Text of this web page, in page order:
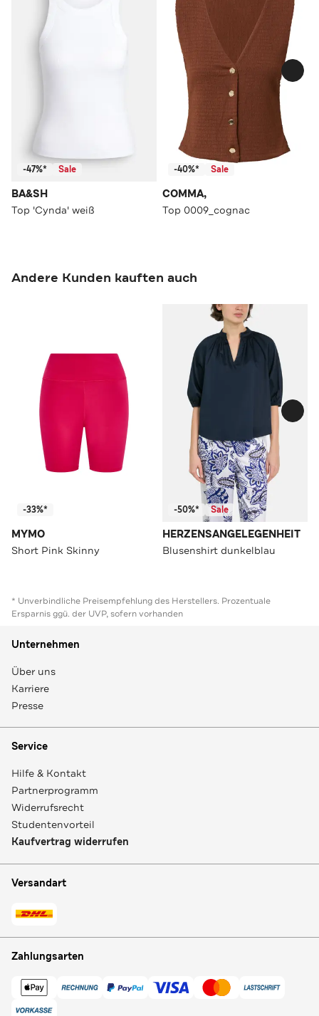
-47%* Sale
BA&SH
Top 'Cynda' weiß
-40%* Sale
COMMA,
Top 0009_cognac
Andere Kunden kauften auch
-33%*
MYMO
Short Pink Skinny
-50%* Sale
HERZENSANGELEGENHEIT
Blusenshirt dunkelblau
* Unverbindliche Preisempfehlung des Herstellers. Prozentuale
Ersparnis ggü. der UVP, sofern vorhanden
Unternehmen
Über uns
Karriere
Presse
Service
Hilfe & Kontakt
Partnerprogramm
Widerrufsrecht
Studentenvorteil
Kaufvertrag widerrufen
Versandart
Zahlungsarten